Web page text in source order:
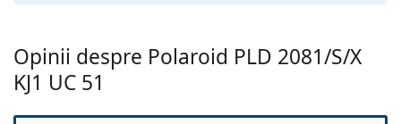
Altele
Sex:
Opinii despre Polaroid PLD 2081/S/X
KJ1 UC 51